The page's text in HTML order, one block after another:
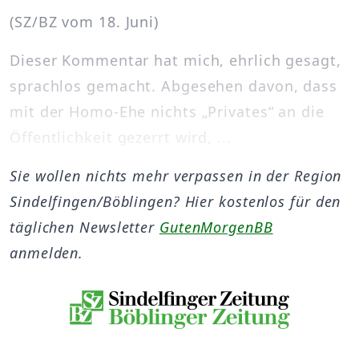
(SZ/BZ vom 18. Juni)
Dieser Kommentar hat mich, ehrlich gesagt,
sprachlos gemacht. Abgesehen davon, dass
mit der Homo-Ehe nichts „Privates“ an die
Öffentlichkeit gezerrt wird, ...
Sie wollen nichts mehr verpassen in der Region
Sindelfingen/Böblingen? Hier kostenlos für den
täglichen Newsletter GutenMorgenBB
anmelden.